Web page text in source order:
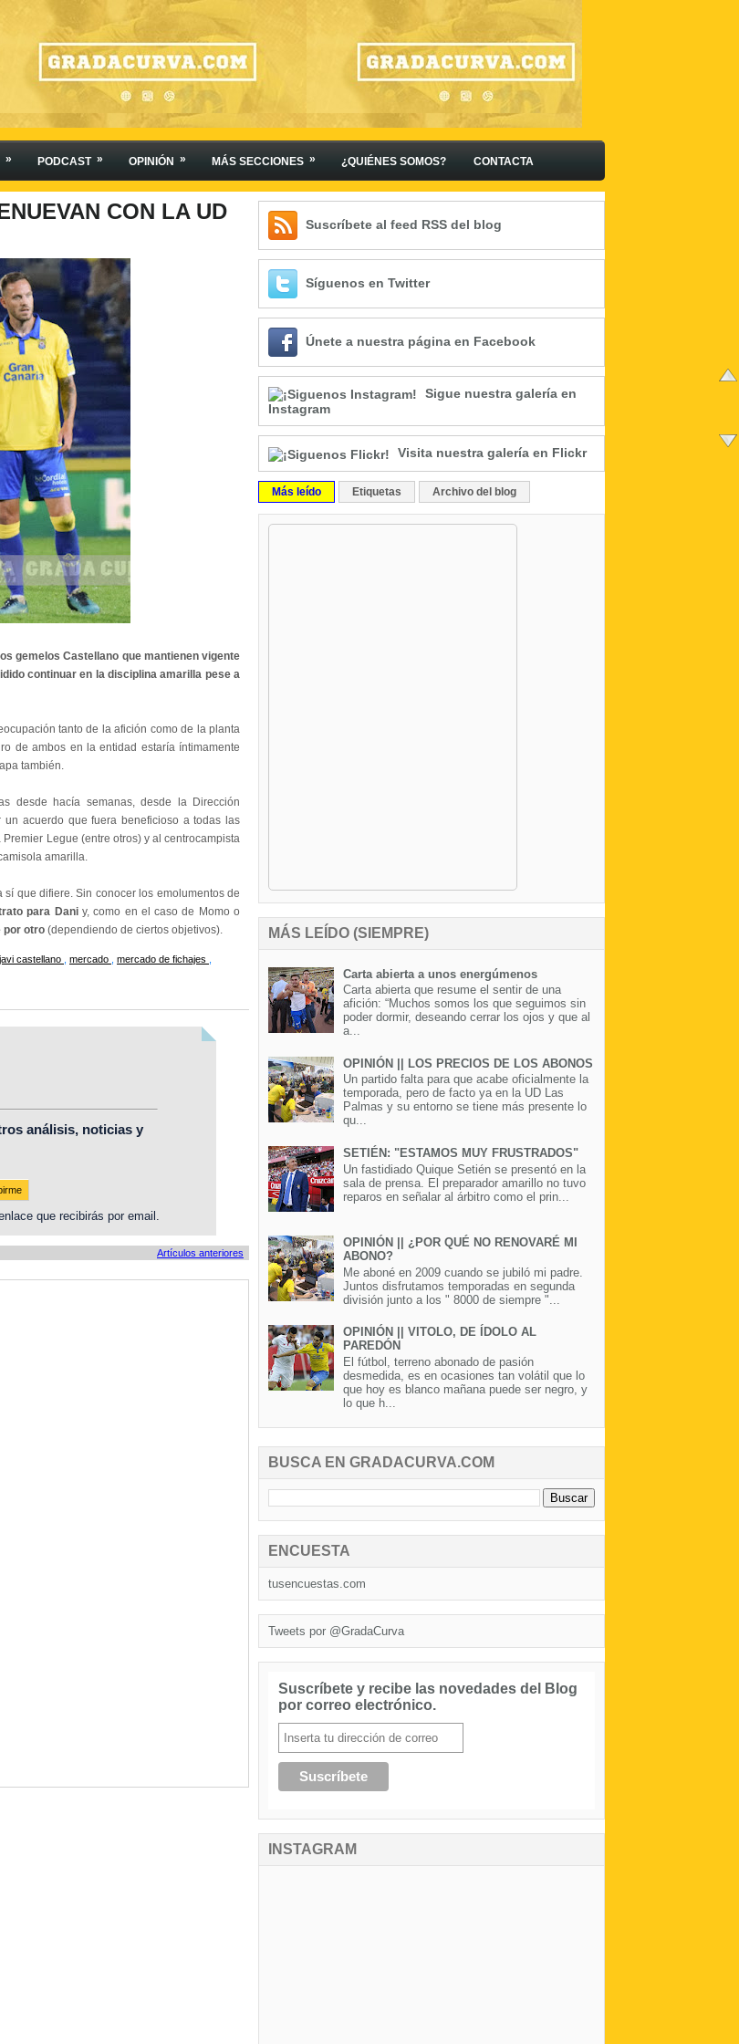
» PODCAST » OPINIÓN » MÁS SECCIONES » ¿QUIÉNES SOMOS? CONTACTA
CON LA UD
gemelos Castellano que mantienen vigente
continuar en la disciplina amarilla pese a
tanto de la afición como de la planta
de ambos en la entidad estaría íntimamente
también.
desde hacía semanas, desde la Dirección
acuerdo que fuera beneficioso a todas las
Legue (entre otros) y al centrocampista
amarilla.
que difiere. Sin conocer los emolumentos de
para Daniy,como en el caso de Momo o
por otro (dependiendo de ciertos objetivos).
javi castellano mercado mercado de fichajes
análisis, noticias y
que recibirás por email.
Artículos anteriores
Suscríbete al feed RSS del blog
Síguenos en Twitter
Únete a nuestra página en Facebook
Sigue nuestra galería en
Instagram
Visita nuestra galería en Flickr
Más leído Etiquetas Archivo del blog
MÁS LEÍDO (SIEMPRE)
Carta abierta a unos energúmenos
Carta abierta que resume el sentir de una
afición: “Muchos somos los que seguimos sin
poder dormir, deseando cerrar los ojos y que al
a...
OPINIÓN || LOS PRECIOS DE LOS ABONOS
Un partido falta para que acabe oficialmente la
temporada, pero de facto ya en la UD Las
Palmas y su entorno se tiene más presente lo
qu...
SETIÉN: "ESTAMOS MUY FRUSTRADOS"
Un fastidiado Quique Setién se presentó en la
sala de prensa. El preparador amarillo no tuvo
reparos en señalar al árbitro como el prin...
OPINIÓN || ¿POR QUÉ NO RENOVARÉ MI
ABONO?
Me aboné en 2009 cuando se jubiló mi padre.
Juntos disfrutamos temporadas en segunda
división junto a los " 8000 de siempre "...
OPINIÓN || VITOLO, DE ÍDOLO AL
PAREDÓN
El fútbol, terreno abonado de pasión
desmedida, es en ocasiones tan volátil que lo
que hoy es blanco mañana puede ser negro, y
lo que h...
BUSCA EN GRADACURVA.COM
ENCUESTA
tusencuestas.com
Tweets por @GradaCurva
Suscríbete y recibe las novedades del Blog
por correo electrónico.
INSTAGRAM